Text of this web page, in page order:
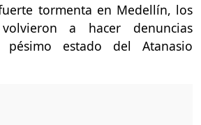
tormenta en Medellín, los
a hacer denuncias
estado del Atanasio